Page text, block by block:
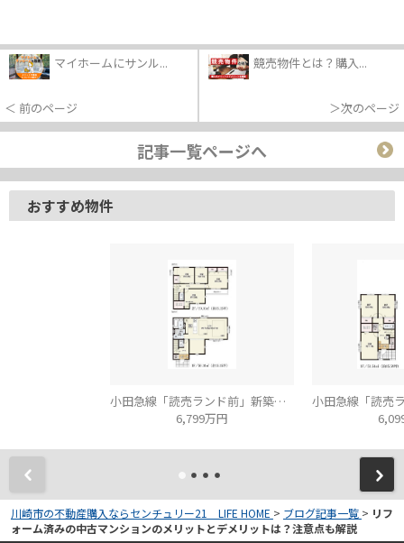
マイホームにサンル...
＜ 前のページ
競売物件とは？購入...
＞次のページ
記事一覧ページへ
おすすめ物件
小田急線「読売ランド前」新築分譲
6,799万円
川崎市の不動産購入ならセンチュリー21 LIFE HOME > ブログ記事一覧 > リフ
ォーム済みの中古マンションのメリットとデメリットは？注意点も解説